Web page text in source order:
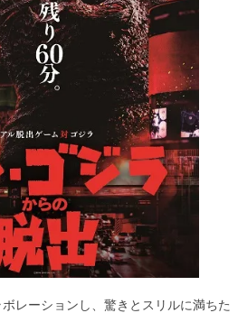
レーションし、驚きとスリルに満ちた